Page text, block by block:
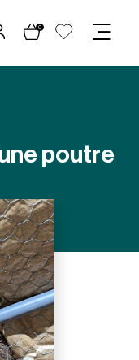
0
poutre